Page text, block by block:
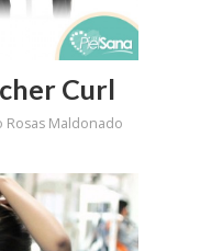
Curl
Rosas Maldonado